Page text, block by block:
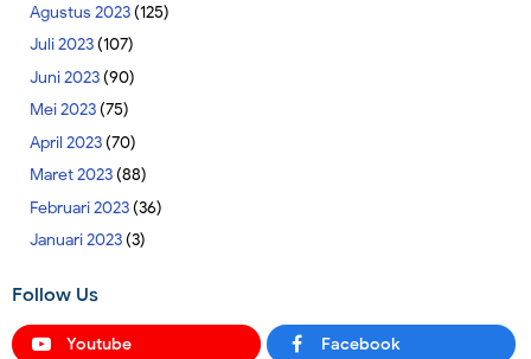
Agustus 2023(125)
Juli 2023(107)
Juni 2023(90)
Mei 2023(75)
April 2023(70)
Maret 2023(88)
Februari 2023(36)
Januari 2023(3)
Follow Us
Youtube Facebook